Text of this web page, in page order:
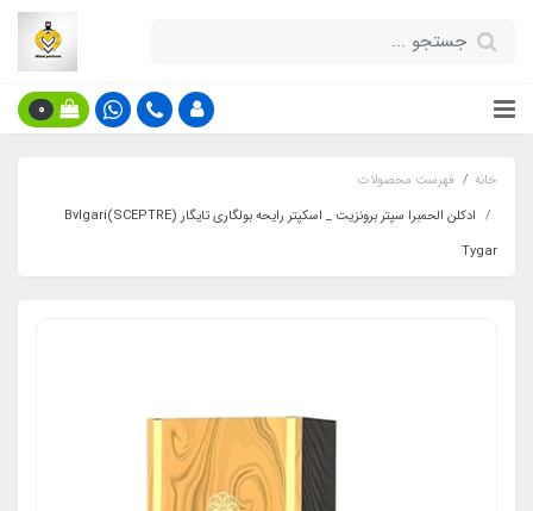
0
خانه
فهرست محصولات
ادکلن الحمبرا سپتر برونزیت _ اسکپتر رایحه بولگاری تایگار Bvlgari(SCEPTRE)
Tygar